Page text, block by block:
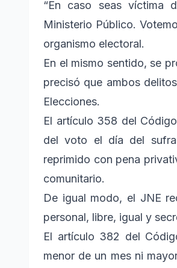
“En caso seas víctima
Ministerio Público.
organismo electoral.
En el mismo sentido, se
precisó que ambos
Elecciones.
El artículo 358 del
del voto el día del
reprimido con pena
comunitario.
De igual modo, el JNE
personal, libre, igual y
El artículo 382 del
menor de un mes ni